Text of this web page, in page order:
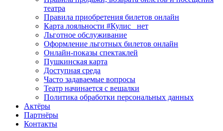
театра
Правила приобретения билетов онлайн
Карта лояльности #Кулис _нет
Льготное обслуживание
Оформление льготных билетов онлайн
Онлайн-показы спектаклей
Пушкинская карта
Доступная среда
Часто задаваемые вопросы
Театр начинается с вешалки
Политика обработки персональных данных
Актёры
Партнёры
Контакты